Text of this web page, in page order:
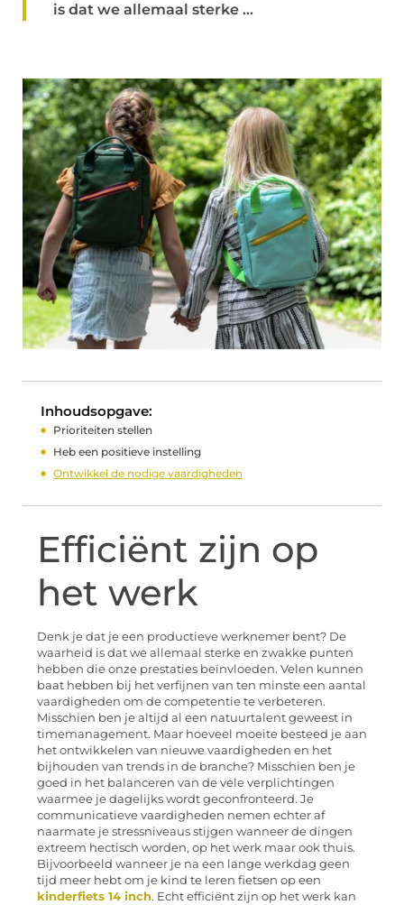
is dat we allemaal sterke ...
Inhoudsopgave:
Prioriteiten stellen
Heb een positieve instelling
Ontwikkel de nodige vaardigheden
Efficiënt zijn op
het werk
Denk je dat je een productieve werknemer bent? De
waarheid is dat we allemaal sterke en zwakke punten
hebben die onze prestaties beïnvloeden. Velen kunnen
baat hebben bij het verfijnen van ten minste een aantal
vaardigheden om de competentie te verbeteren.
Misschien ben je altijd al een natuurtalent geweest in
timemanagement. Maar hoeveel moeite besteed je aan
het ontwikkelen van nieuwe vaardigheden en het
bijhouden van trends in de branche? Misschien ben je
goed in het balanceren van de vele verplichtingen
waarmee je dagelijks wordt geconfronteerd. Je
communicatieve vaardigheden nemen echter af ​​
naarmate je stressniveaus stijgen wanneer de dingen
extreem hectisch worden, op het werk maar ook thuis.
Bijvoorbeeld wanneer je na een lange werkdag geen
tijd meer hebt om je kind te leren fietsen op een
kinderfiets 14 inch. Echt efficiënt zijn op het werk kan